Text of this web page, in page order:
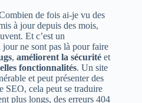
de fois ai-je vu des
à jour depuis des mois,
Et c’est un
ne sont pas là pour faire
, améliorent la sécurité et
fonctionnalités. Un site
et peut présenter des
SEO, cela peut se traduire
plus longs, des erreurs 404